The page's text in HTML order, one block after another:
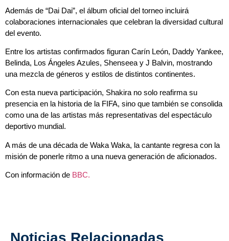
Además de “Dai Dai”, el álbum oficial del torneo incluirá
colaboraciones internacionales que celebran la diversidad cultural
del evento.
Entre los artistas confirmados figuran Carín León, Daddy Yankee,
Belinda, Los Ángeles Azules, Shenseea y J Balvin, mostrando
una mezcla de géneros y estilos de distintos continentes.
Con esta nueva participación, Shakira no solo reafirma su
presencia en la historia de la FIFA, sino que también se consolida
como una de las artistas más representativas del espectáculo
deportivo mundial.
A más de una década de Waka Waka, la cantante regresa con la
misión de ponerle ritmo a una nueva generación de aficionados.
Con información de BBC.
Noticias Relacionadas